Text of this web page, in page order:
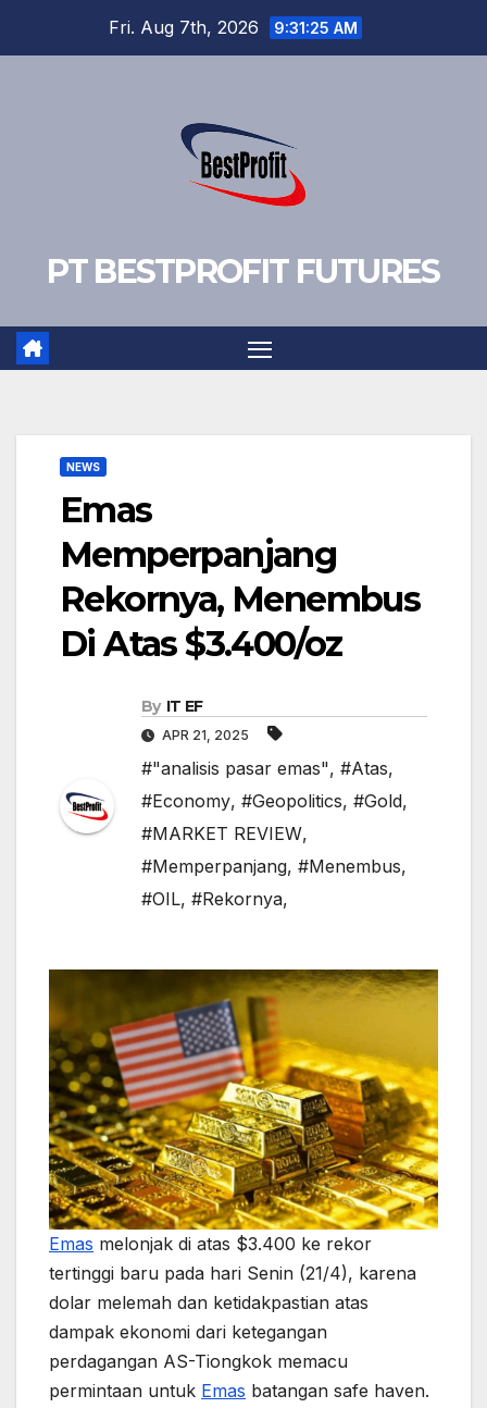
Fri. Aug 7th, 2026 9:31:26 AM
PT BESTPROFIT FUTURES
NEWS
Emas
Memperpanjang
Rekornya, Menembus
Di Atas $3.400/oz
By IT EF
APR 21, 2025
#"analisis pasar emas", #Atas,
#Economy, #Geopolitics, #Gold,
#MARKET REVIEW,
#Memperpanjang, #Menembus,
#OIL, #Rekornya,
Emas melonjak di atas $3.400 ke rekor
tertinggi baru pada hari Senin (21/4), karena
dolar melemah dan ketidakpastian atas
dampak ekonomi dari ketegangan
perdagangan AS-Tiongkok memacu
permintaan untuk Emas batangan safe haven.